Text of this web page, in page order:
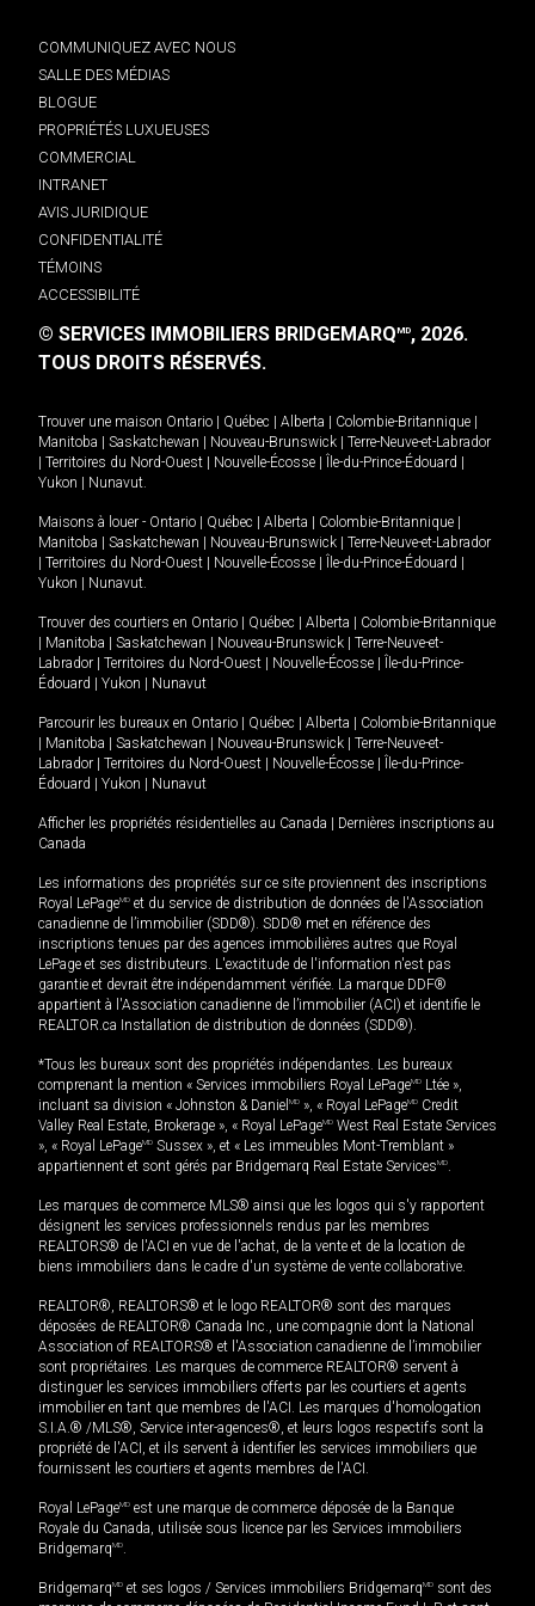
COMMUNIQUEZ AVEC NOUS
SALLE DES MÉDIAS
BLOGUE
PROPRIÉTÉS LUXUEUSES
COMMERCIAL
INTRANET
AVIS JURIDIQUE
CONFIDENTIALITÉ
TÉMOINS
ACCESSIBILITÉ
© SERVICES IMMOBILIERS BRIDGEMARQMD, 2026.
TOUS DROITS RÉSERVÉS.
Trouver une maison Ontario Québec Alberta Colombie-Britannique
Manitoba
Saskatchewan Nouveau-Brunswick
Terre-Neuve-et-Labrador
Territoires du Nord-Ouest Nouvelle-Écosse Île-du-Prince-Édouard
Yukon
Nunavut.
Maisons à louer - Ontario Québec Alberta Colombie-Britannique
Manitoba
Saskatchewan Nouveau-Brunswick
Terre-Neuve-et-Labrador
Territoires du Nord-Ouest Nouvelle-Écosse Île-du-Prince-Édouard
Yukon
Nunavut.
Trouver des courtiers en Ontario Québec Alberta
Colombie-Britannique
Manitoba Saskatchewan Nouveau-Brunswick
Terre-Neuve-et-
Labrador
Territoires du Nord-Ouest Nouvelle-Écosse
Île-du-Prince-
Édouard
Yukon Nunavut
Parcourir les bureaux en Ontario Québec Alberta
Colombie-Britannique
Manitoba Saskatchewan Nouveau-Brunswick
Terre-Neuve-et-
Labrador
Territoires du Nord-Ouest Nouvelle-Écosse
Île-du-Prince-
Édouard
Yukon Nunavut
Afficher les propriétés résidentielles au Canada
Dernières inscriptions au
Canada
Les informations des propriétés sur ce site proviennent des inscriptions
Royal LePageMD et du service de distribution de données de l'Association
canadienne de l’immobilier (SDD®). SDD® met en référence des
inscriptions tenues par des agences immobilières autres que Royal
LePage et ses distributeurs. L'exactitude de l'information n'est pas
garantie et devrait être indépendamment vérifiée. La marque DDF®
appartient à l'Association canadienne de l’immobilier (ACI) et identifie le
REALTOR.ca Installation de distribution de données (SDD®).
*Tous les bureaux sont des propriétés indépendantes. Les bureaux
comprenant la mention « Services immobiliers Royal LePageMD Ltée »,
incluant sa division « Johnston & Daniel MD », « Royal LePageMD Credit
Valley Real Estate, Brokerage », « Royal LePageMD West Real Estate Services
», « Royal LePageMD Sussex », et « Les immeubles Mont-Tremblant »
appartiennent et sont gérés par Bridgemarq Real Estate ServicesMD.
Les marques de commerce MLS® ainsi que les logos qui s'y rapportent
désignent les services professionnels rendus par les membres
REALTORS® de l'ACI en vue de l'achat, de la vente et de la location de
biens immobiliers dans le cadre d'un système de vente collaborative.
REALTOR®, REALTORS® et le logo REALTOR® sont des marques
déposées de REALTOR® Canada Inc., une compagnie dont la National
Association of REALTORS® et l'Association canadienne de l’immobilier
sont propriétaires. Les marques de commerce REALTOR® servent à
distinguer les services immobiliers offerts par les courtiers et agents
immobilier en tant que membres de l'ACI. Les marques d'homologation
S.I.A.® /MLS®, Service inter-agences®, et leurs logos respectifs sont la
propriété de l'ACI, et ils servent à identifier les services immobiliers que
fournissent les courtiers et agents membres de l'ACI.
Royal LePageMD est une marque de commerce déposée de la Banque
Royale du Canada, utilisée sous licence par les Services immobiliers
BridgemarqMD.
BridgemarqMD et ses logos / Services immobiliers BridgemarqMD sont des